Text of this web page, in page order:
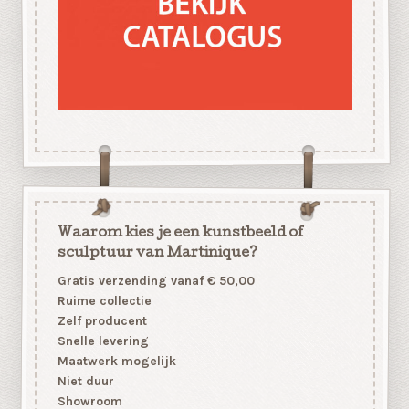
Waarom kies je een kunstbeeld of
sculptuur van Martinique?
Gratis verzending vanaf € 50,00
Ruime collectie
Zelf producent
Snelle levering
Maatwerk mogelijk
Niet duur
Showroom